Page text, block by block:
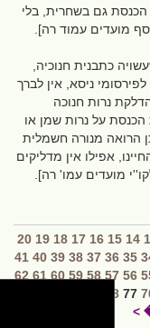
הכנסת גם בשחרית, בלי
מועדים עמוד רה].
כתבנית חנוכיה,
ניסא, אין לברך
נרות חנוכה
על נרות שמן או
הרואה מנורה חשמלית
אפילו אין מדליקים
מועדים עמו' רה].
14
15
16
17
18
19
20
35
36
37
38
39
40
41
56
57
58
59
60
61
62
77
78